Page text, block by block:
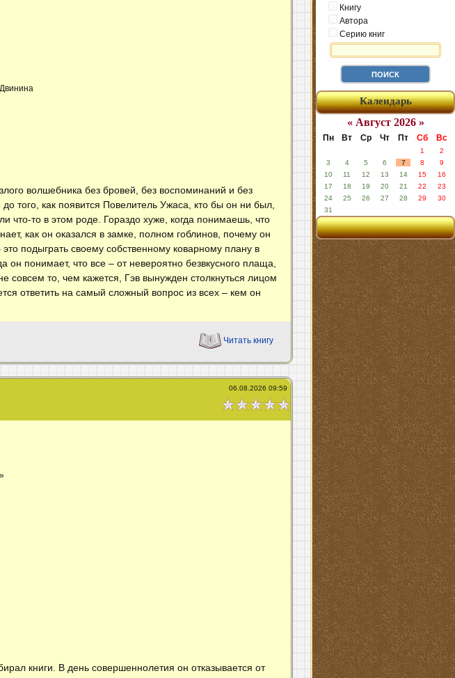
волшебника без бровей, без воспоминаний и без
того, как появится Повелитель Ужаса, кто бы он ни был,
что-то в этом роде. Гораздо хуже, когда понимаешь, что
как он оказался в замке, полном гоблинов, почему он
подыграть своему собственному коварному плану в
он понимает, что все – от невероятно безвкусного плаща,
то, чем кажется, Гэв вынужден столкнуться лицом
ответить на самый сложный вопрос из всех – кем он
Читать книгу
06.08.2026 09:59
книги. В день совершеннолетия он отказывается от
Книгу
Автора
Серию книг
Календарь
« Август 2026 »
Пн Вт Ср Чт Пт Сб Вс
1
2
3
4 5 6 7 8
9
10
11 12 13 14 15
16
17
18 19 20 21 22
23
24
25 26 27 28 29
30
31